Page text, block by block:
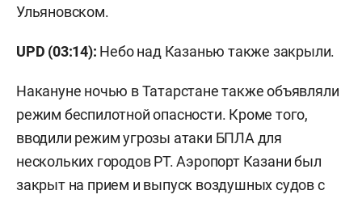
Фото: «БИЗНЕС Online»
Режим ввели в 02:09. Угрозу атаки БПЛА на
города РТ не объявляли. Аэропорты также
работают штатно. Вместе с тем ночью закрыли
небо над Тамбовом, Саратовом, Пензой,